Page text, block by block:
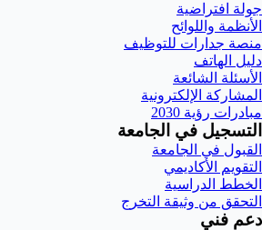
جولة افتراضية
الأنظمة واللوائح
منصة جدارات للتوظيف
دليل الهاتف
الأسئلة الشائعة
المشاركة الإلكترونية
مبادرات رؤية 2030
التسجيل في الجامعة
القبول في الجامعة
التقويم الأكاديمي
الخطط الدراسية
التحقق من وثيقة التخرج
دعم فني